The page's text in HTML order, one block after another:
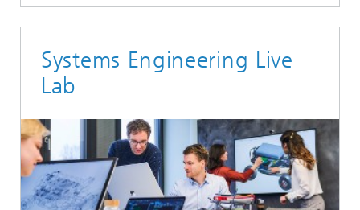
Systems Engineering Live
Lab